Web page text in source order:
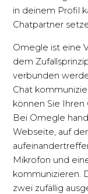
in deinem Profil
Chatpartner
Omegle ist eine
dem
verbunden
Chat
können Sie
Bei Omegle
Webseite, auf
Mikrofon und
kommunizieren.
zwei zufällig